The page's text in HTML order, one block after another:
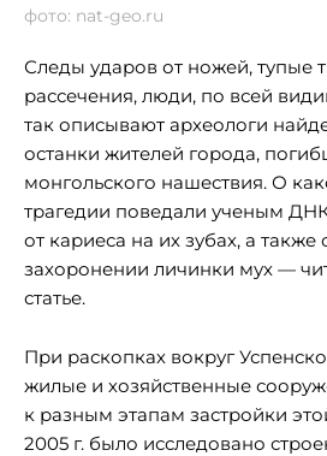
фото: nat-geo.ru
Следы ударов от ножей, тупые
рассечения, люди, по всей
так описывают археологи
останки жителей города,
монгольского нашествия. О
трагедии поведали ученым
от кариеса на их зубах, а
захоронении личинки мух —
статье.
При раскопках вокруг
жилые и хозяйственные
к разным этапам застройки
2005 г. было исследовано